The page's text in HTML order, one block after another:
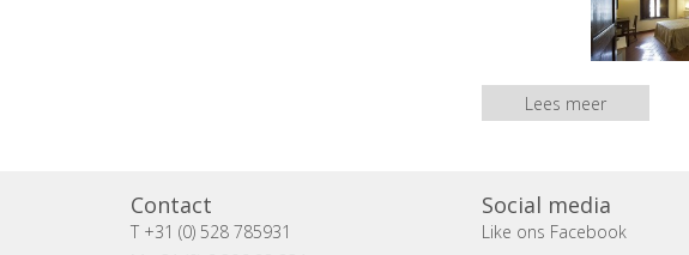
Lees meer
Contact
T +31 (0) 528 785931
Social media
Like ons Facebook